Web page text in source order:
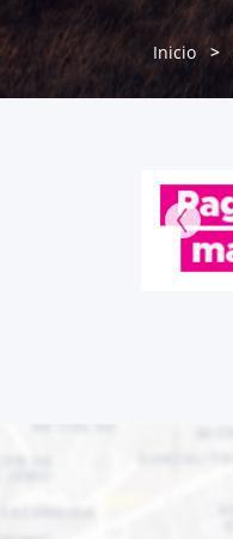
Inicio